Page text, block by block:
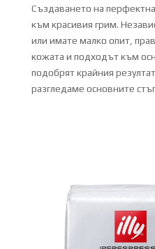
Създаването на
към красивия грим.
или имате малко опит,
кожата и подходът към
подобрят крайния
разгледаме основните